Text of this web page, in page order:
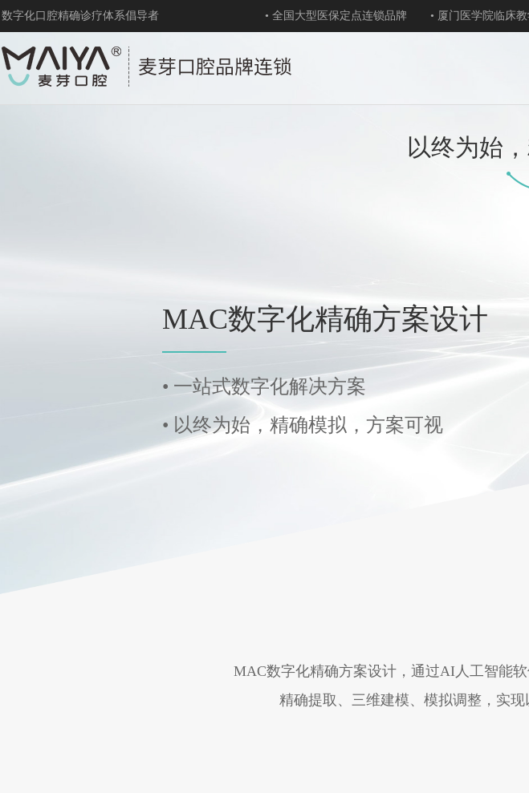
数字化口腔精确诊疗体系倡导者 • 全国大型医保定点连锁品牌 • 厦门医学院临床
以终为始
MAC数字化精确方案设计
• 一站式数字化解决方案
• 以终为始，精确模拟，方案可视
MAC数字化精确方案设计，通过AI人工智能
精确提取、三维建模、模拟调整，实